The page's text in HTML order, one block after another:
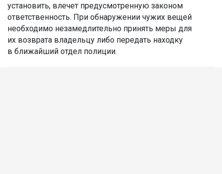
установить, влечет предусмотренную законом
ответственность. При обнаружении чужих вещей
необходимо незамедлительно принять меры для
их возврата владельцу либо передать находку
в ближайший отдел полиции.